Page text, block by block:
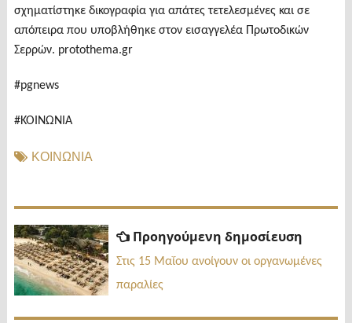
σχηματίστηκε δικογραφία για απάτες τετελεσμένες και σε
απόπειρα που υποβλήθηκε στον εισαγγελέα Πρωτοδικών
Σερρών. protothema.gr
#pgnews
#ΚΟΙΝΩΝΙΑ
ΚΟΙΝΩΝΙΑ
Πλοήγηση
άρθρων
Προηγούμενη δημοσίευση
Στις 15 Μαΐου ανοίγουν οι οργανωμένες
παραλίες